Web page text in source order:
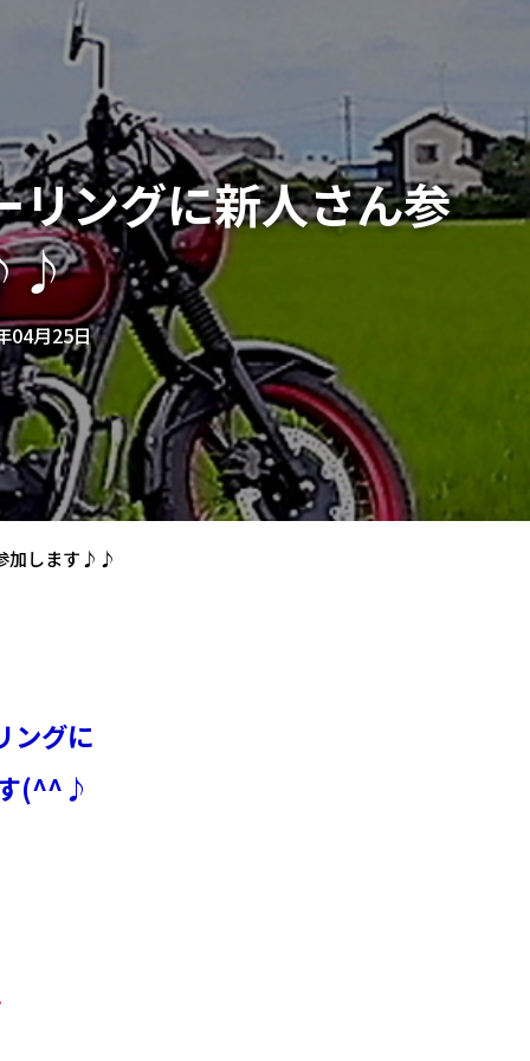
リングに新人さん参
04月25日
加します♪♪
ングに
(^^♪